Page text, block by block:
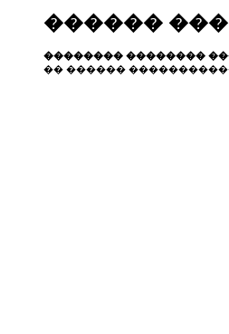
������
�������� ��������
�� ������